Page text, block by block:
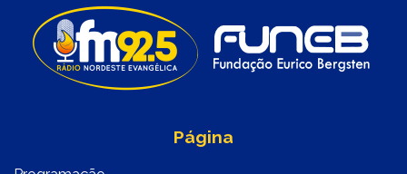
Página